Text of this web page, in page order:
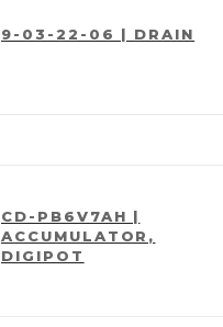
9-03-22-06 | DRAIN
CD-PB6V7AH |
ACCUMULATOR,
DIGIPOT